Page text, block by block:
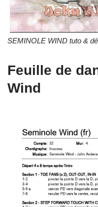
SEMINOLE WIND tuto &
Feuille de
Wind